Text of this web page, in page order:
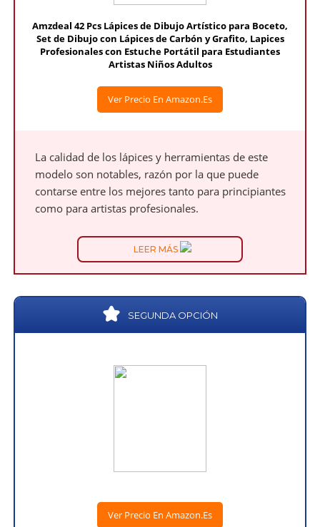
Amzdeal 42 Pcs Lápices de Dibujo Artístico para Boceto,
Set de Dibujo con Lápices de Carbón y Grafito, Lapices
Profesionales con Estuche Portátil para Estudiantes
Artistas Niños Adultos
Ver Precio En Amazon.es
La calidad de los lápices y herramientas de este
modelo son notables, razón por la que puede
contarse entre los mejores tanto para principiantes
como para artistas profesionales.
LEER MÁS
SEGUNDA OPCIÓN
Ver Precio En Amazon.es